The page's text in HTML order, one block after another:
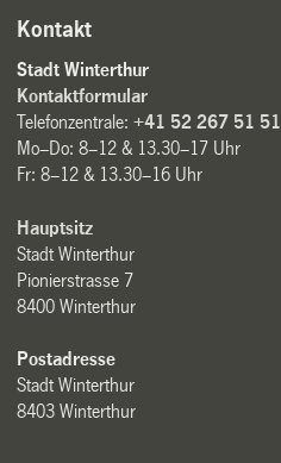
Kontakt
Stadt Winterthur
Kontaktformular
Telefonzentrale:+41 52 267 51 51
Mo–Do: 8–12 & 13.30–17 Uhr
Fr: 8–12 & 13.30–16 Uhr
Hauptsitz
Stadt Winterthur
Pionierstrasse 7
8400 Winterthur
Postadresse
Stadt Winterthur
8403 Winterthur